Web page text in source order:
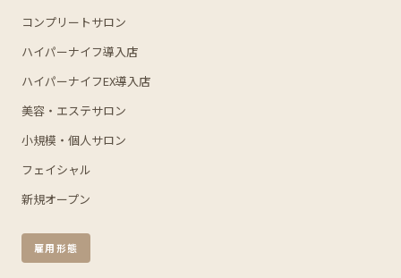
コンプリートサロン
ハイパーナイフ導入店
ハイパーナイフEX導入店
美容・エステサロン
小規模・個人サロン
フェイシャル
新規オープン
雇用形態